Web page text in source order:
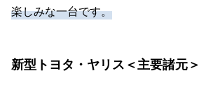
楽しみな一台です。
新型トヨタ・ヤリス＜主要諸元＞